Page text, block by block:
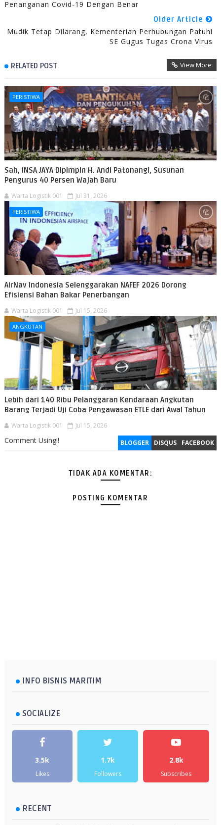
Penanganan Covid-19 Dengan Benar
Older Article
Mudik Tetap Dilarang, Kementerian Perhubungan Patuhi
SE Gugus Tugas Crona Virus
RELATED POST View More
PERISTIWA
Sah, INSA JAYA Dipimpin H. Andi Patonangi, Susunan
Pengurus 40 Persen Wajah Baru
Warta Logistik 001 Jul 31, 2026
PERISTIWA
AirNav Indonesia Selenggarakan NAFEF 2026 Dorong
Efisiensi Bahan Bakar Penerbangan
Warta Logistik 001 Jul 15, 2026
ANGKUTAN
Lebih dari 140 Ribu Pelanggaran Kendaraan Angkutan
Barang Terjadi Uji Coba Pengawasan ETLE dari Awal Tahun
Warta Logistik 001 Jul 15, 2026
BLOGGER DISQUS FACEBOOK
Comment Using!!
TIDAK ADA KOMENTAR:
POSTING KOMENTAR
INFO BISNIS MARITIM
SOCIALIZE
3.5k
Likes
1.7k
Followers
2.8k
Subscribes
RECENT